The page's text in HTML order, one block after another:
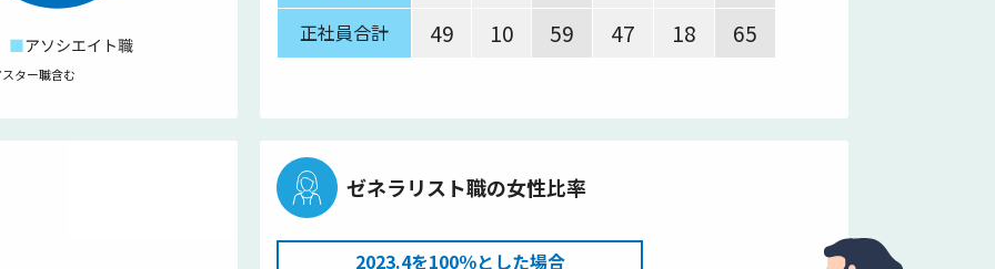
ター職含む
正社員合計 49 10 59 47 18 65
ゼネラリスト職の女性比率
2023.4を100％とした場合